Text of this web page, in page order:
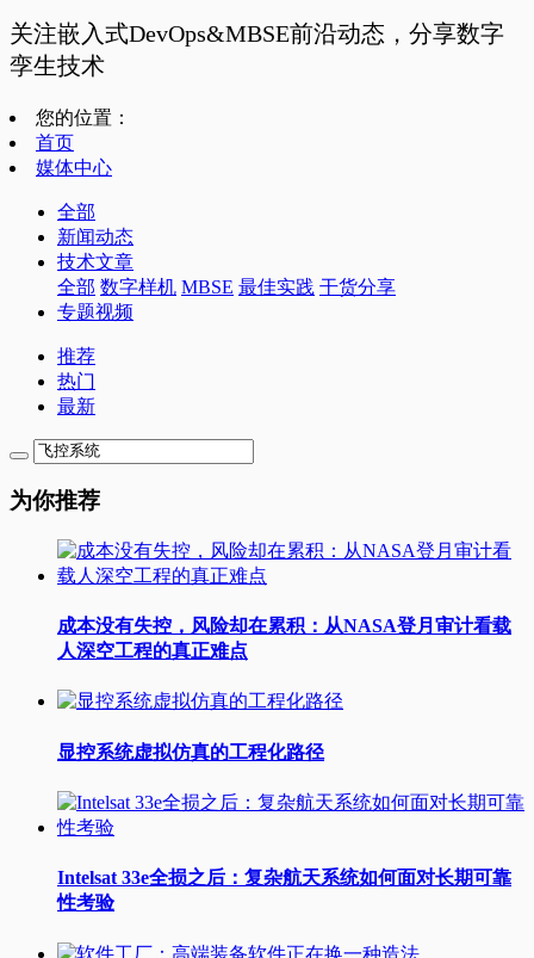
关注嵌入式DevOps&MBSE前沿动态，分享数字
孪生技术
您的位置：
首页
媒体中心
全部
新闻动态
技术文章
全部 数字样机 MBSE 最佳实践 干货分享
专题视频
推荐
热门
最新
为你推荐
成本没有失控，风险却在累积：从NASA登月审计看载
人深空工程的真正难点
显控系统虚拟仿真的工程化路径
Intelsat 33e全损之后：复杂航天系统如何面对长期可靠
性考验